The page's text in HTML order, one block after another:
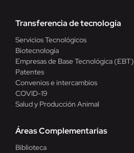
Transferencia de tecnología
Servicios Tecnológicos
Biotecnología
Empresas de Base Tecnológica (EBT)
Patentes
Convenios e intercambios
COVID-19
Salud y Producción Animal
Áreas Complementarias
Biblioteca